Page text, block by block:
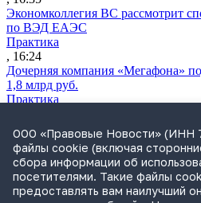
Экономколлегия ВС рассмотрит
по ВЭД ЕАЭС
Практика
, 16:24
Дочерняя компания «Мегафона»
1,8 млрд руб.
Практика
СИП проверит отмену патента на
устройствами после возражений
Практика
, 15:17
Суды 10 стран рассматривают
Google о возврате дивидендов
ООО «Правовые Новости» (ИНН
файлы cookie (включая
сбора информации об
посетителями. Такие файлы
предоставлять вам наилучший